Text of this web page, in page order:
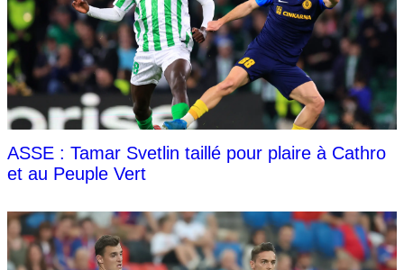
ASSE : Tamar Svetlin taillé pour plaire à Cathro
et au Peuple Vert